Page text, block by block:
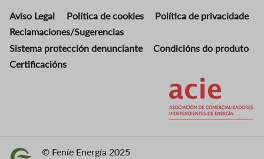
Aviso Legal Política de cookies
Política de privacidade
Reclamaciones/Sugerencias
Sistema protección denunciante
Condicións do produto
Certificacións
Imaxe © Feníe Energía 2025